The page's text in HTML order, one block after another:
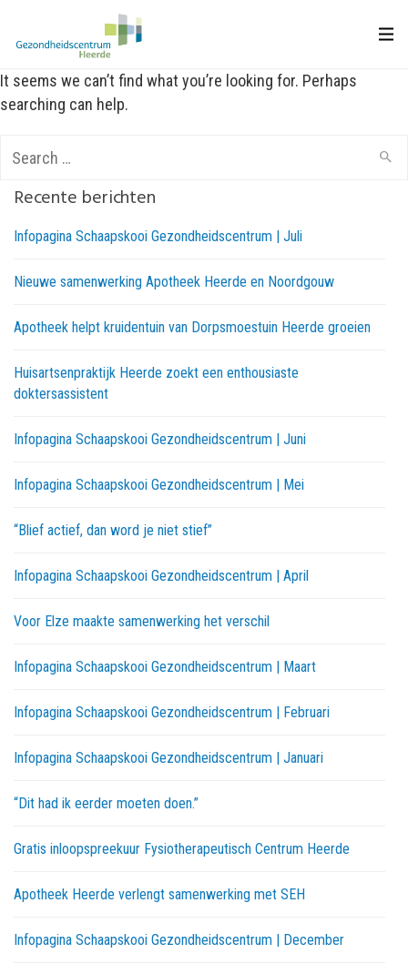
It seems we can’t find what you’re looking for. Perhaps
searching can help.
for:
Recente berichten
Infopagina Schaapskooi Gezondheidscentrum | Juli
Nieuwe samenwerking Apotheek Heerde en Noordgouw
Apotheek helpt kruidentuin van Dorpsmoestuin Heerde groeien
Huisartsenpraktijk Heerde zoekt een enthousiaste
doktersassistent
Infopagina Schaapskooi Gezondheidscentrum | Juni
Infopagina Schaapskooi Gezondheidscentrum | Mei
“Blief actief, dan word je niet stief”
Infopagina Schaapskooi Gezondheidscentrum | April
Voor Elze maakte samenwerking het verschil
Infopagina Schaapskooi Gezondheidscentrum | Maart
Infopagina Schaapskooi Gezondheidscentrum | Februari
Infopagina Schaapskooi Gezondheidscentrum | Januari
“Dit had ik eerder moeten doen.”
Gratis inloopspreekuur Fysiotherapeutisch Centrum Heerde
Apotheek Heerde verlengt samenwerking met SEH
Infopagina Schaapskooi Gezondheidscentrum | December